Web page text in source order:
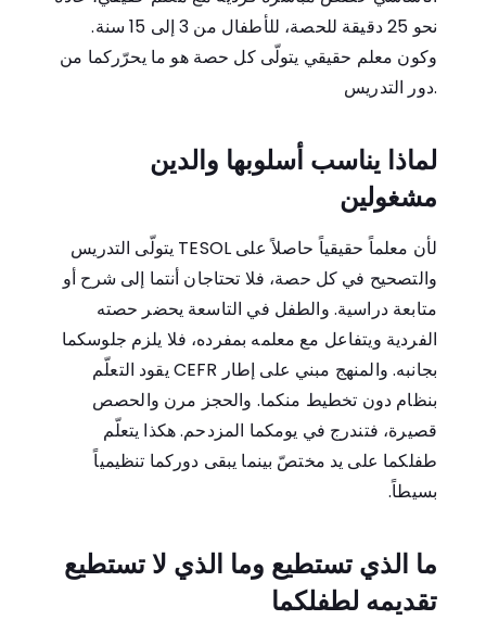
نحو 25 دقيقة للحصة، للأطفال من 3 إلى 15 سنة.
وكون معلم حقيقي يتولّى كل حصة هو ما يحرّركما من
دور التدريس.
لماذا يناسب أسلوبها والدين
مشغولين
لأن معلماً حقيقياً حاصلاً على TESOL يتولّى التدريس
والتصحيح في كل حصة، فلا تحتاجان أنتما إلى شرح أو
متابعة دراسية. والطفل في التاسعة يحضر حصته
الفردية ويتفاعل مع معلمه بمفرده، فلا يلزم جلوسكما
بجانبه. والمنهج مبني على إطار CEFR يقود التعلّم
بنظام دون تخطيط منكما. والحجز مرن والحصص
قصيرة، فتندرج في يومكما المزدحم. هكذا يتعلّم
طفلكما على يد مختصّ بينما يبقى دوركما تنظيمياً
بسيطاً.
ما الذي تستطيع وما الذي لا تستطيع
تقديمه لطفلكما